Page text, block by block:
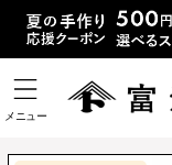
メニュー